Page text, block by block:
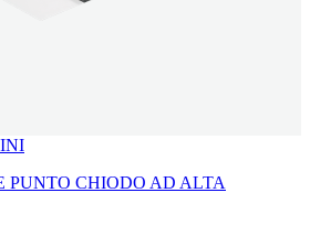
PUNTO CHIODO AD ALTA